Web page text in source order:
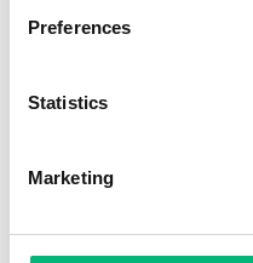
Preferences
Statistics
Marketing
Klinisk psykolog
Laboratoriebiträde